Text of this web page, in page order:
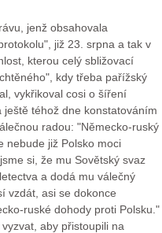
jenž obsahovala
již 23. srpna a tak v
kterou celý sbližovací
kdy třeba pařížský
vykřikoval cosi o šíření
téhož dne konstatováním
radou: "Německo-ruský
nebude již Polsko moci
si, že mu Sovětský svaz
a dodá mu válečný
vzdát, asi se dokonce
ruské dohody proti Polsku."
aby přistoupili na